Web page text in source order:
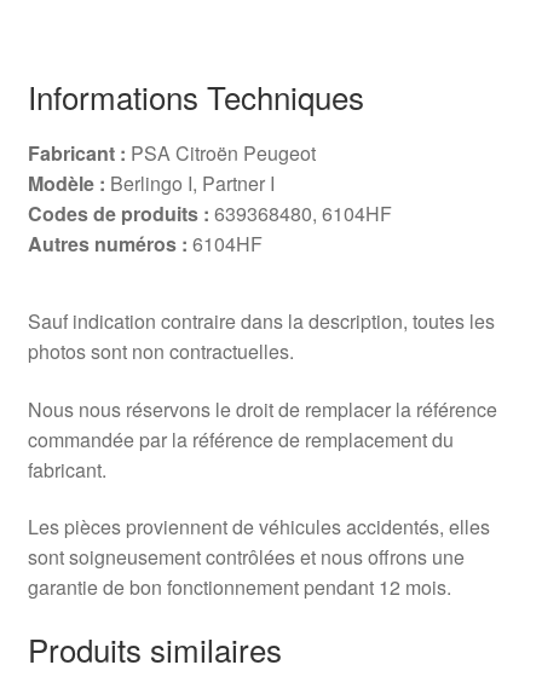
Informations Techniques
Fabricant : PSA Citroën Peugeot
Modèle : Berlingo I, Partner I
Codes de produits : 639368480, 6104HF
Autres numéros : 6104HF
Sauf indication contraire dans la description, toutes les
photos sont non contractuelles.
Nous nous réservons le droit de remplacer la référence
commandée par la référence de remplacement du
fabricant.
Les pièces proviennent de véhicules accidentés, elles
sont soigneusement contrôlées et nous offrons une
garantie de bon fonctionnement pendant 12 mois.
Produits similaires